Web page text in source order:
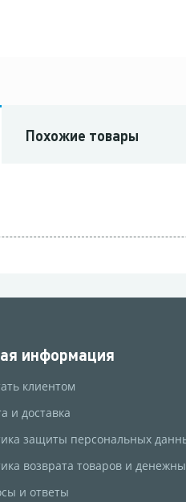
Похожие товары
информация
клиентом
и доставка
защиты персональных
возврата товаров и
и ответы